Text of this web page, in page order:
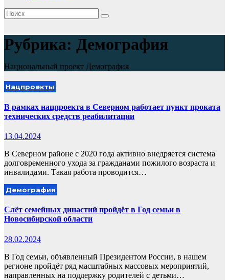
Рубрика: Демография
Национальный проект Демография
Нацпроекты
В рамках нацпроекта в Северном работает пункт проката
технических средств реабилитации
13.04.2024
В Северном районе с 2020 года активно внедряется система
долговременного ухода за гражданами пожилого возраста и
инвалидами. Такая работа проводится…
Демография
Слёт семейных династий пройдёт в Год семьи в
Новосибирской области
28.02.2024
В Год семьи, объявленный Президентом России, в нашем
регионе пройдёт ряд масштабных массовых мероприятий,
направленных на поддержку родителей с детьми…